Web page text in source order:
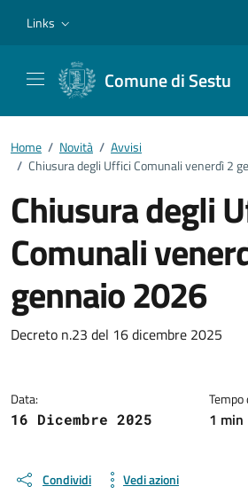
Links
Comune di Sestu
Home / Novità / Avvisi
/ Chiusura degli Uffici Comunali venerdì 2
Chiusura degli
Comunali
gennaio 2026
Dettagli della notizia
Decreto n.23 del 16 dicembre 2025
Data:
16 Dicembre 2025
1 min
Condividi Vedi azioni